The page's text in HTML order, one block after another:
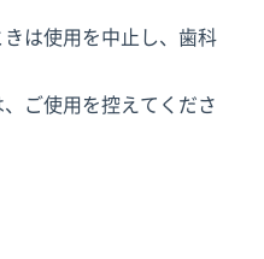
は使用を中止し、歯科
ご使用を控えてくださ